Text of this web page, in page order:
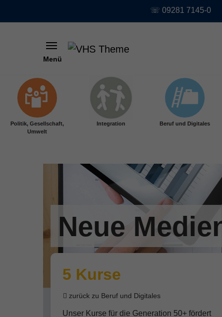
Skip to main content
☏ 09281 7145-0
Menü
Politik, Gesellschaft,
Umwelt
Integration Beruf und Digitales
Neue
5 Kurse
zurück zu Beruf und Digitales
Unser Kurse für die Generation 50+ fördert